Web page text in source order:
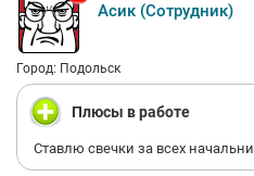
Асик (Сотрудник)
Город: Подольск
Плюсы в работе
Ставлю свечки за всех